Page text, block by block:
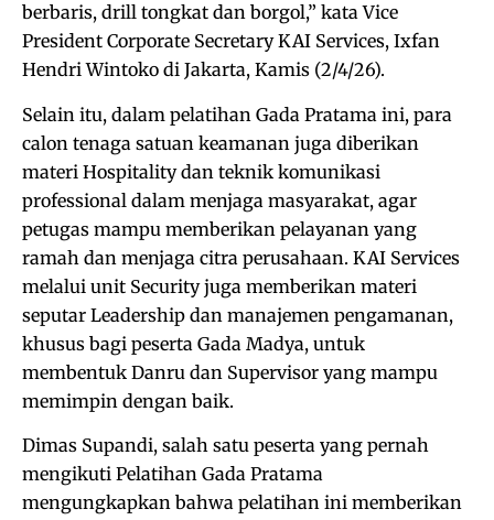
berbaris, drill tongkat dan borgol,” kata Vice
President Corporate Secretary KAI Services, Ixfan
Hendri Wintoko di Jakarta, Kamis (2/4/26).
Selain itu, dalam pelatihan Gada Pratama ini, para
calon tenaga satuan keamanan juga diberikan
materi Hospitality dan teknik komunikasi
professional dalam menjaga masyarakat, agar
petugas mampu memberikan pelayanan yang
ramah dan menjaga citra perusahaan. KAI Services
melalui unit Security juga memberikan materi
seputar Leadership dan manajemen pengamanan,
khusus bagi peserta Gada Madya, untuk
membentuk Danru dan Supervisor yang mampu
memimpin dengan baik.
Dimas Supandi, salah satu peserta yang pernah
mengikuti Pelatihan Gada Pratama
mengungkapkan bahwa pelatihan ini memberikan